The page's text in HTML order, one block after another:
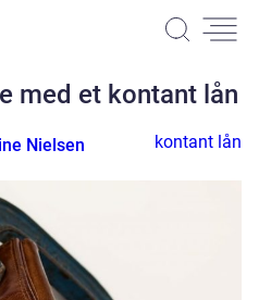
med et kontant lån
Nielsen kontant lån